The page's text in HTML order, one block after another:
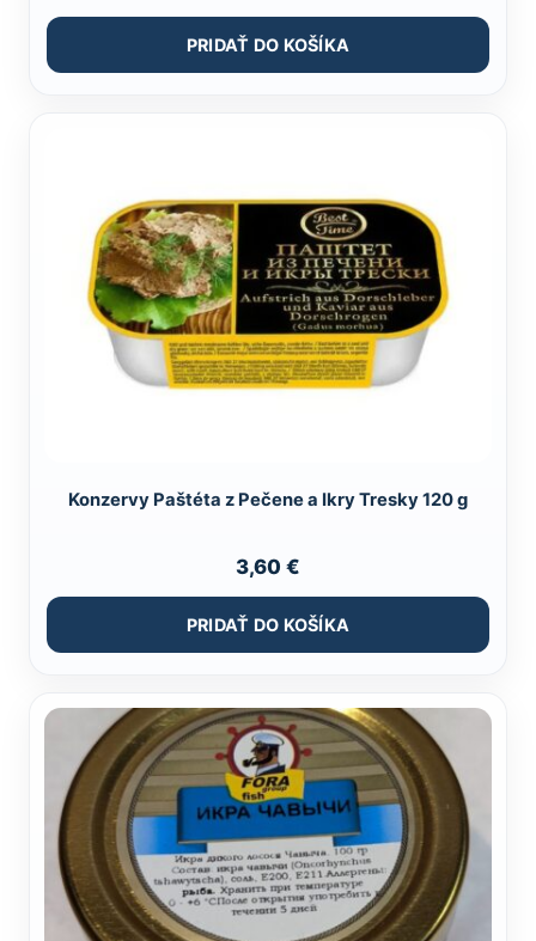
PRIDAŤ DO KOŠÍKA
Konzervy Paštéta z Pečene a Ikry Tresky 120 g
3,60 €
PRIDAŤ DO KOŠÍKA